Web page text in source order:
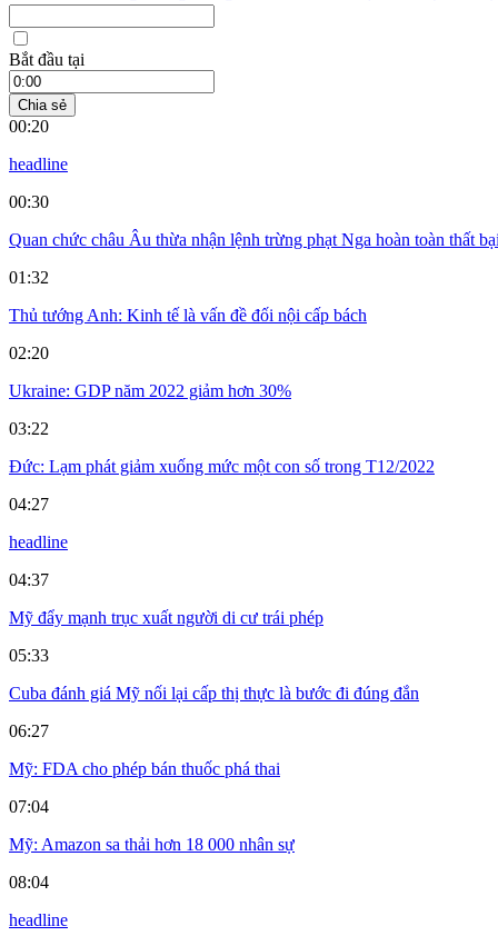
Bắt đầu tại
Chia sẻ
00:20
headline
00:30
Quan chức châu Âu thừa nhận lệnh trừng phạt Nga hoàn toàn thất bại
01:32
Thủ tướng Anh: Kinh tế là vấn đề đối nội cấp bách
02:20
Ukraine: GDP năm 2022 giảm hơn 30%
03:22
Đức: Lạm phát giảm xuống mức một con số trong T12/2022
04:27
headline
04:37
Mỹ đẩy mạnh trục xuất người di cư trái phép
05:33
Cuba đánh giá Mỹ nối lại cấp thị thực là bước đi đúng đắn
06:27
Mỹ: FDA cho phép bán thuốc phá thai
07:04
Mỹ: Amazon sa thải hơn 18 000 nhân sự
08:04
headline